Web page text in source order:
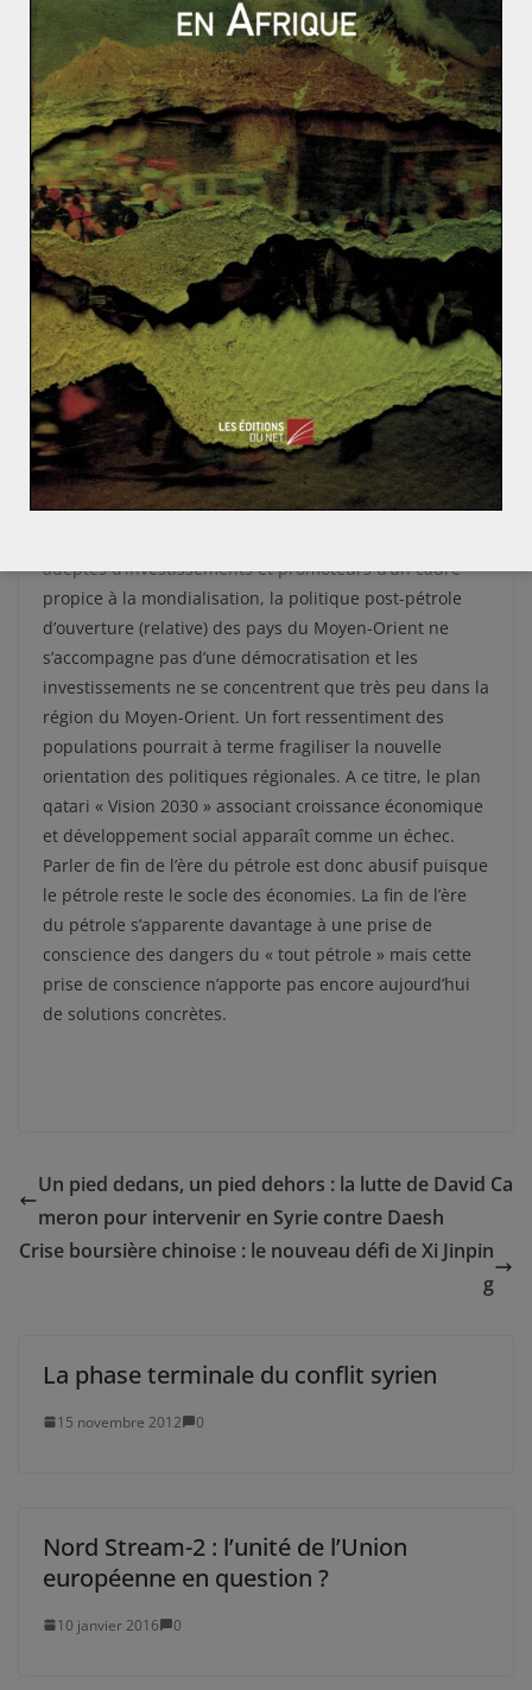
les Etats-Unis du rachat par Dubaï de 6 plateformes
portuaires américaines. En tout cas, les fonds
souverains permettent une diversification des
économies. Comme l’affirme Cheikh Mohamed Bin
Rachid al-Maktoum, le développement économique de
Dubaï est aujourd’hui soutenu par des infrastructures
qui ne dépendent plus directement du pétrole. En
effet, Dubaï cherche à développer unsoft powerà
échelle mondiale, à devenir le premier hub
aéroportuaire mondial, à devenir un haut lieu culturel
avec le futur Musée de l’Avenir. Bref, les pays du
Moyen-Orient cherchent à développer une
diversification tous azimuts.
Toutefois, un optimisme béat qui ferait fi d’un état des
lieux préoccupant n’a pas sa place dans l’étude de l’ère
post-pétrole. Bien que les Etats rentiers-providence
reposant uniquement sur les pétrodollars cèdent
adeptes d’investissements et promoteurs d’un cadre
propice à la mondialisation, la politique post-pétrole
d’ouverture (relative) des pays du Moyen-Orient ne
s’accompagne pas d’une démocratisation et les
investissements ne se concentrent que très peu dans la
région du Moyen-Orient. Un fort ressentiment des
populations pourrait à terme fragiliser la nouvelle
orientation des politiques régionales. A ce titre, le plan
qatari « Vision 2030 » associant croissance économique
et développement social apparaît comme un échec.
Parler de fin de l’ère du pétrole est donc abusif puisque
le pétrole reste le socle des économies. La fin de l’ère
du pétrole s’apparente davantage à une prise de
conscience des dangers du « tout pétrole » mais cette
prise de conscience n’apporte pas encore aujourd’hui
de solutions concrètes.
Un pied dedans, un pied dehors : la lutte de David Ca
meron pour intervenir en Syrie contre Daesh
Crise boursière chinoise : le nouveau défi de Xi Jinpin
g
La phase terminale du conflit syrien
15 novembre 2012 0
Nord Stream-2 : l’unité de l’Union
européenne en question ?
10 janvier 2016 0